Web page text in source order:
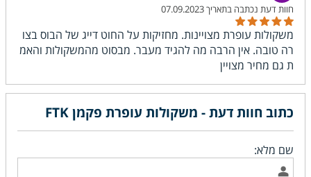
משקולות עופרת מצויינות. מחזיקות על החוט דייג של הבוס בצו
רה טובה. אין הרבה מה להגיד מעבר. מבסוט מהמשקולות והאמ
ת גם מחיר מצויין
כתוב חוות דעת - משקולות עופרת פקמן FTK
שם מלא: